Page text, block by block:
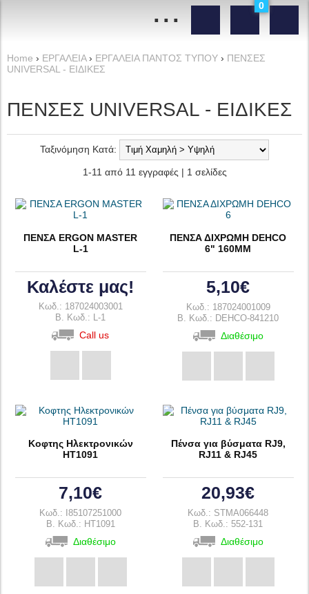
0
...
Home › ΕΡΓΑΛΕΙΑ› ΕΡΓΑΛΕΙΑ ΠΑΝΤΟΣ ΤΥΠΟΥ › ΠΕΝΣΕΣ
UNIVERSAL - ΕΙΔΙΚΕΣ
ΠΕΝΣΕΣ UNIVERSAL - ΕΙΔΙΚΕΣ
Ταξινόμηση Κατά:
1-11 από 11 εγγραφές | 1 σελίδες
ΠΕΝΣΑ ERGON MASTER
L-1
Καλέστε μας!
Κωδ.: 187024003001
B. Κωδ.: L-1
Call us
ΠΕΝΣΑ ΔΙΧΡΩΜΗ DEHCO
6" 160ΜΜ
5,10€
Κωδ.: 187024001009
B. Κωδ.: DEHCO-841210
Διαθέσιμο
Κοφτης Ηλεκτρονικών
HT1091
7,10€
Κωδ.: I85107251000
B. Κωδ.: HT1091
Διαθέσιμο
Πένσα για βύσματα RJ9,
RJ11 & RJ45
20,93€
Κωδ.: STMA066448
B. Κωδ.: 552-131
Διαθέσιμο